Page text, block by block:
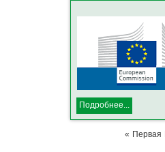
Подробнее...
« Первая